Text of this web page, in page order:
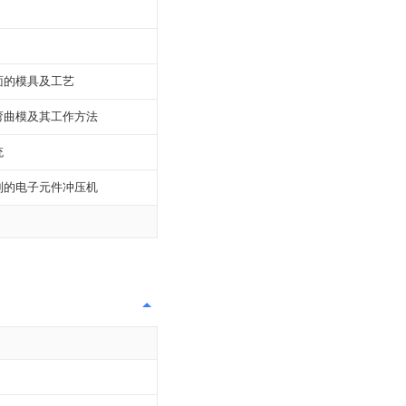
的模具及工艺
模及其工作方法
电子元件冲压机